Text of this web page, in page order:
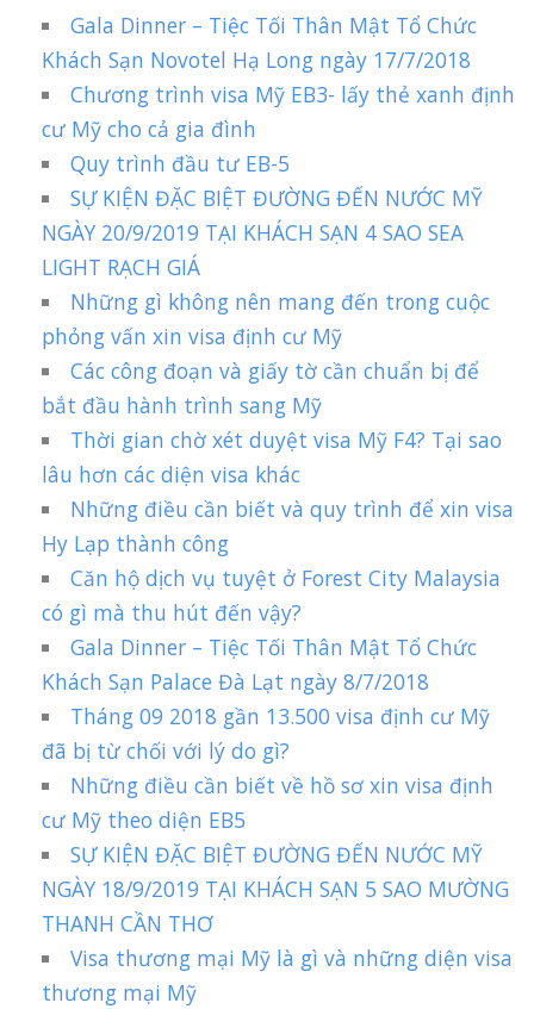
Gala Dinner – Tiệc Tối Thân Mật Tổ Chức
Khách Sạn Novotel Hạ Long ngày 17/7/2018
Chương trình visa Mỹ EB3- lấy thẻ xanh định
cư Mỹ cho cả gia đình
Quy trình đầu tư EB-5
SỰ KIỆN ĐẶC BIỆT ĐƯỜNG ĐẾN NƯỚC MỸ
NGÀY 20/9/2019 TẠI KHÁCH SẠN 4 SAO SEA
LIGHT RẠCH GIÁ
Những gì không nên mang đến trong cuộc
phỏng vấn xin visa định cư Mỹ
Các công đoạn và giấy tờ cần chuẩn bị để
bắt đầu hành trình sang Mỹ
Thời gian chờ xét duyệt visa Mỹ F4? Tại sao
lâu hơn các diện visa khác
Những điều cần biết và quy trình để xin visa
Hy Lạp thành công
Căn hộ dịch vụ tuyệt ở Forest City Malaysia
có gì mà thu hút đến vậy?
Gala Dinner – Tiệc Tối Thân Mật Tổ Chức
Khách Sạn Palace Đà Lạt ngày 8/7/2018
Tháng 09 2018 gần 13.500 visa định cư Mỹ
đã bị từ chối với lý do gì?
Những điều cần biết về hồ sơ xin visa định
cư Mỹ theo diện EB5
SỰ KIỆN ĐẶC BIỆT ĐƯỜNG ĐẾN NƯỚC MỸ
NGÀY 18/9/2019 TẠI KHÁCH SẠN 5 SAO MƯỜNG
THANH CẦN THƠ
Visa thương mại Mỹ là gì và những diện visa
thương mại Mỹ